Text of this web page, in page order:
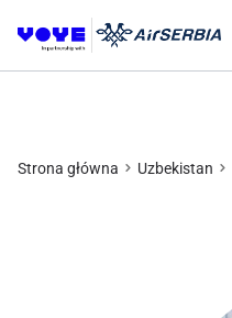
Strona główna Uzbekistan